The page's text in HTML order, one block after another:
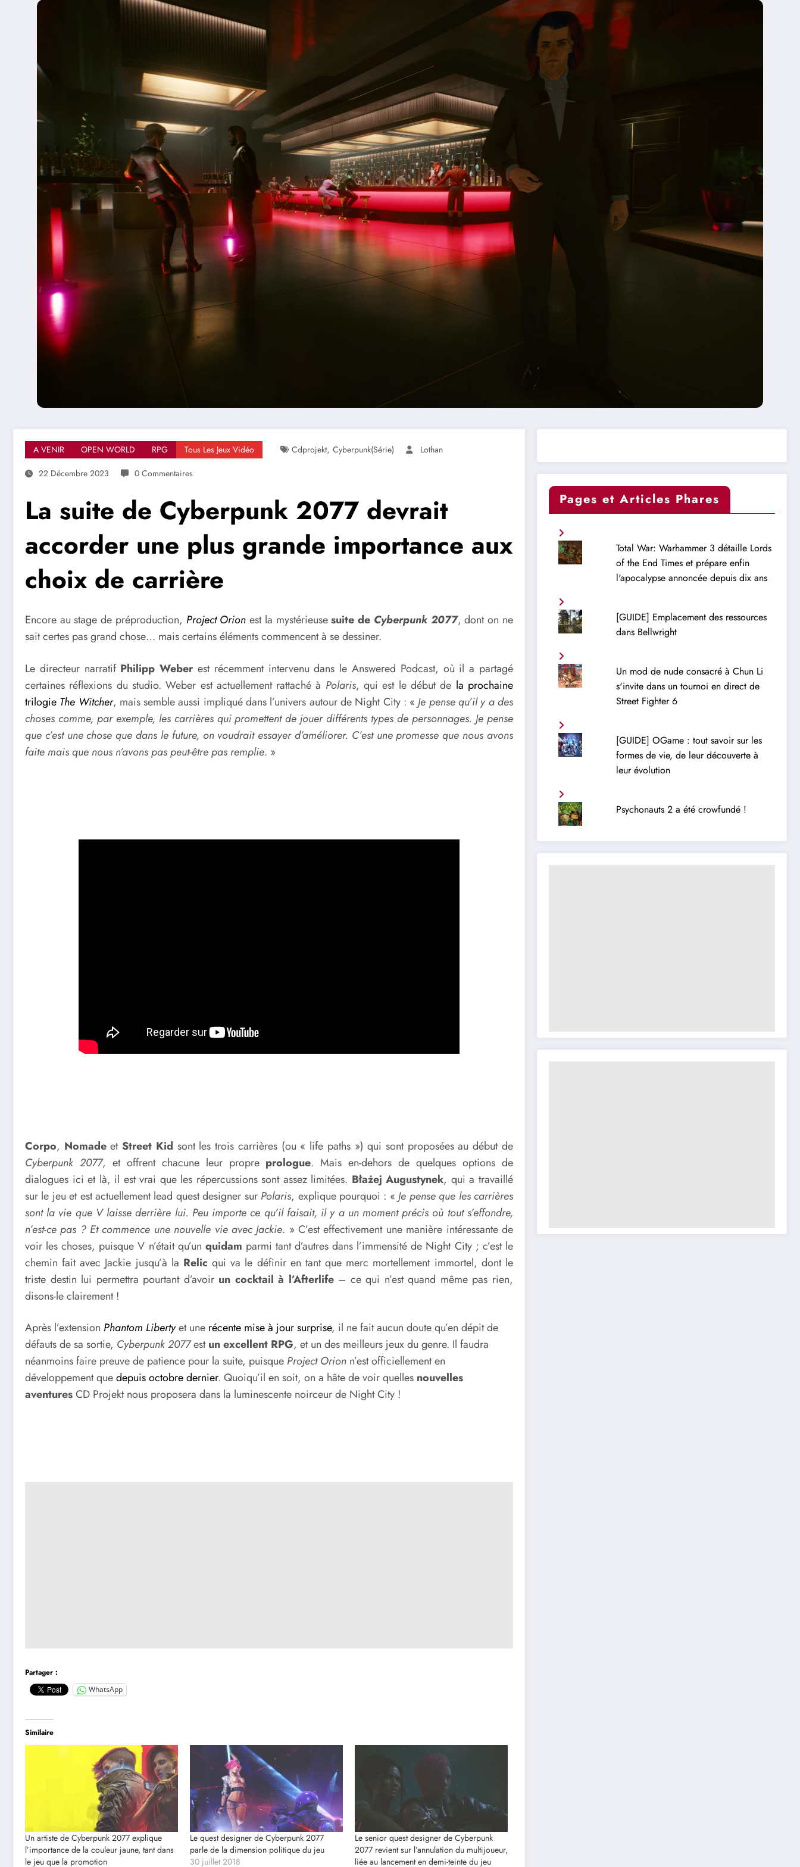
A VENIR OPEN WORLD RPG Tous Les Jeux Vidéo Cdprojekt, Cyberpunk(série)
Lothan
22 Décembre 2023
0 Commentaires
La suite de Cyberpunk 2077 devrait
accorder une plus grande importance aux
choix de carrière
Encore au stage de préproduction, Project Orion est la mystérieusesuite de Cyberpunk 2077, dont on ne
sait certes pas grand chose… mais certains éléments commencent à se dessiner.
Le directeur narratif Philipp Weber est récemment intervenu dans le Answered Podcast, où il a partagé
certaines réflexions du studio. Weber est actuellement rattaché à Polaris, qui est le début de la prochaine
trilogie The Witcher, mais semble aussi impliqué dans l’univers autour de Night City : «Je pense qu’il y a des
choses comme, par exemple, les carrières qui promettent de jouer différents types de personnages. Je pense
que c’est une chose que dans le future, on voudrait essayer d’améliorer. C’est une promesse que nous avons
faite mais que nous n’avons pas peut-être pas remplie. »
Corpo, NomadeetStreet Kid sont les trois carrières (ou « life paths ») qui sont proposées au début de
Cyberpunk 2077, et offrent chacune leur propre prologue. Mais en-dehors de quelques options de
dialogues ici et là, il est vrai que les répercussions sont assez limitées. Błażej Augustynek, qui a travaillé
sur le jeu et est actuellement lead quest designer sur Polaris, explique pourquoi : «Je pense que les carrières
sont la vie que V laisse derrière lui. Peu importe ce qu’il faisait, il y a un moment précis où tout s’effondre,
n’est-ce pas ? Et commence une nouvelle vie avec Jackie. » C’est effectivement une manière intéressante de
voir les choses, puisque V n’était qu’un quidam parmi tant d’autres dans l’immensité de Night City ; c’est le
chemin fait avec Jackie jusqu’à la Relic qui va le définir en tant que merc mortellement immortel, dont le
triste destin lui permettra pourtant d’avoir un cocktail à l’Afterlife– ce qui n’est quand même pas rien,
disons-le clairement !
Après l’extension Phantom Libertyet une récente mise à jour surprise, il ne fait aucun doute qu’en dépit de
défauts de sa sortie, Cyberpunk 2077estun excellent RPG, et un des meilleurs jeux du genre. Il faudra
néanmoins faire preuve de patience pour la suite, puisque Project Orion n’est officiellement en
développement quedepuis octobre dernier. Quoiqu’il en soit, on a hâte de voir quelles nouvelles
aventuresCD Projekt nous proposera dans la luminescente noirceur de Night City !
Partager :
WhatsApp
Similaire
Un artiste de Cyberpunk 2077 explique
l’importance de la couleur jaune, tant dans
le jeu que la promotion
Le quest designer de Cyberpunk 2077
parle de la dimension politique du jeu
30 juillet 2018
Le senior quest designer de Cyberpunk
2077 revient sur l’annulation du multijoueur,
liée au lancement en demi-teinte du jeu
Pages et Articles Phares
Total War: Warhammer 3 détaille Lords
of the End Times et prépare enfin
l'apocalypse annoncée depuis dix ans
[GUIDE] Emplacement des ressources
dans Bellwright
Un mod de nude consacré à Chun Li
s'invite dans un tournoi en direct de
Street Fighter 6
[GUIDE] OGame : tout savoir sur les
formes de vie, de leur découverte à
leur évolution
Psychonauts 2 a été crowfundé !